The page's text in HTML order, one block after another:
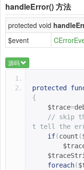
handleError()方法
protected void
$event
源码
protected
{
$trace=
// skip
t tell the
if(count (
foreach(